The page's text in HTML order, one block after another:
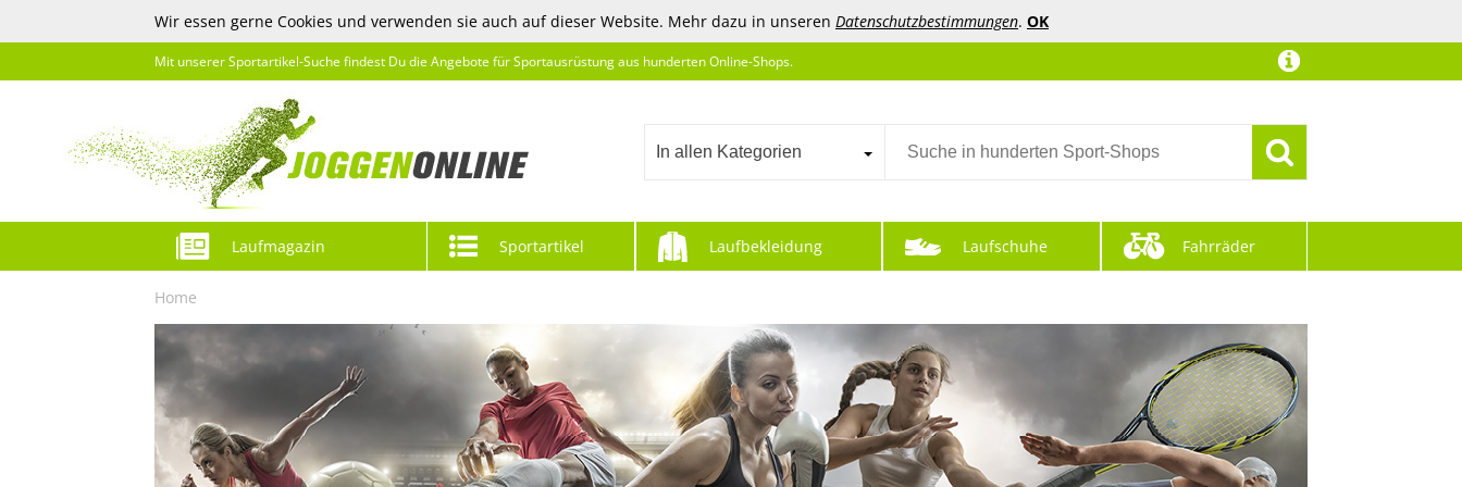
Wir essen gerne Cookies und verwenden sie auch auf dieser Website. Mehr dazu in unseren Datenschutzbestimmungen. OK
Mit unserer Sportartikel-Suche findest Du die Angebote für Sportausrüstung aus hunderten Online-Shops.
In allen Kategorien
Laufmagazin Sportartikel Laufbekleidung Laufschuhe Fahrräder
Home